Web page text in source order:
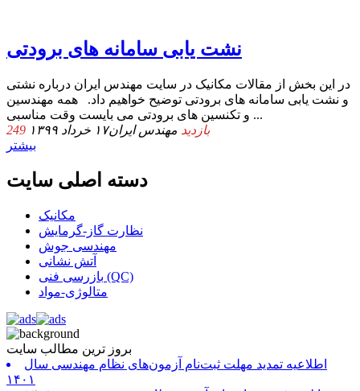
نشت یابی سامانه های برودتی
در این بخش از مقالات مکانیک در سایت مهندس ایران درباره نشتی
و نشت یابی سامانه های برودتی توضیح خواهیم داد. همه مهندسین
و تکنسین های برودتی می بایست وقت مناسبی ...
249 بازدید مهندس ایران۱۷ خرداد ۱۳۹۹
بیشتر
دسته اصلی سایت
مکانیک
نظارت گاز-گرمایش
مهندسی جوش
آتش نشانی
بازرسی فنی (QC)
متالوژی-مواد
بروز ترین مطالب سایت
اطلاعیه تمدید مهلت ثبت‌نام آزمون‌های نظام مهندسی سال
۱۴۰۱